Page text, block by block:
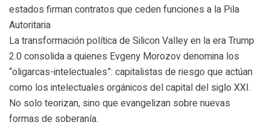
estados firman contratos que ceden funciones a la Pila
Autoritaria
La transformación política de Silicon Valley en la era Trump
2.0 consolida a quienes Evgeny Morozov denomina los
“oligarcas-intelectuales”: capitalistas de riesgo que actúan
como los intelectuales orgánicos del capital del siglo XXI.
No solo teorizan, sino que evangelizan sobre nuevas
formas de soberanía.